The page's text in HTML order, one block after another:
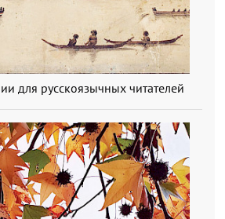
для русскоязычных читателей